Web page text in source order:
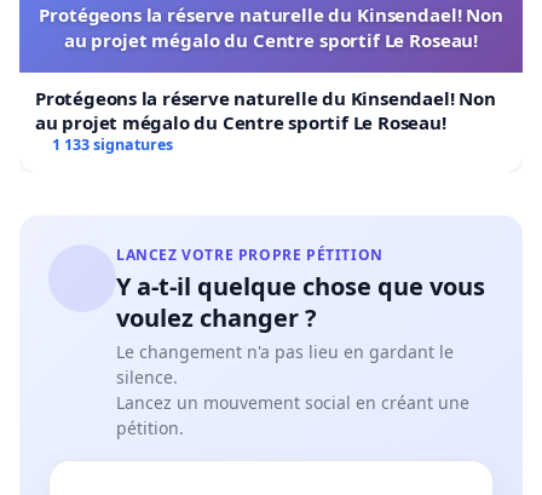
Protégeons la réserve naturelle du Kinsendael! Non
au projet mégalo du Centre sportif Le Roseau!
Protégeons la réserve naturelle du Kinsendael! Non
au projet mégalo du Centre sportif Le Roseau!
1 133 signatures
LANCEZ VOTRE PROPRE PÉTITION
Y a-t-il quelque chose que vous
voulez changer ?
Le changement n'a pas lieu en gardant le
silence.
Lancez un mouvement social en créant une
pétition.